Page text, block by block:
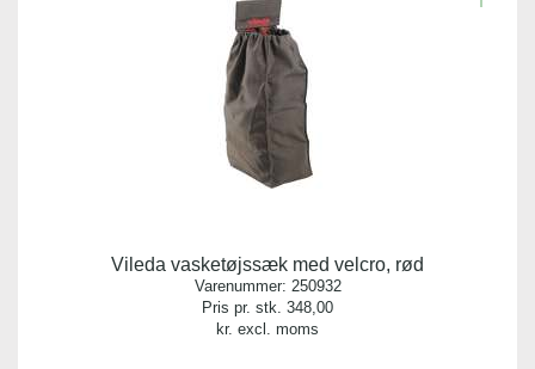
Vileda vasketøjssæk med velcro, rød
Varenummer: 250932
Pris pr. stk. 348,00
kr. excl. moms